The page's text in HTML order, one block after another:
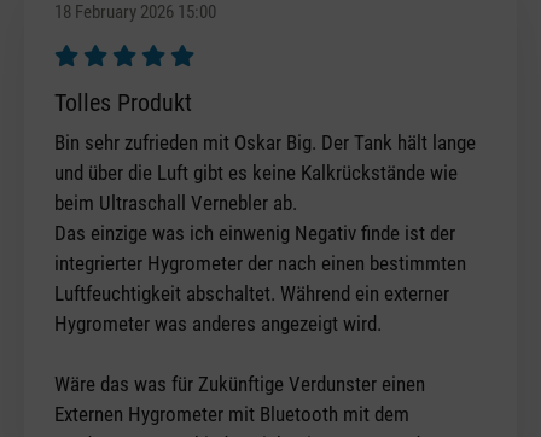
18 February 2026 15:00
Review with rating of 5 out of 5 stars
Tolles Produkt
Bin sehr zufrieden mit Oskar Big. Der Tank hält lange
und über die Luft gibt es keine Kalkrückstände wie
beim Ultraschall Vernebler ab.
Das einzige was ich einwenig Negativ finde ist der
integrierter Hygrometer der nach einen bestimmten
Luftfeuchtigkeit abschaltet. Während ein externer
Hygrometer was anderes angezeigt wird.
Wäre das was für Zukünftige Verdunster einen
Externen Hygrometer mit Bluetooth mit dem